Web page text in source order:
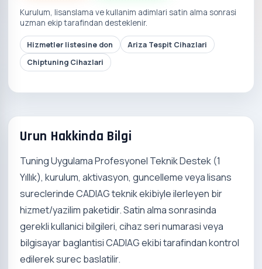
Kurulum, lisanslama ve kullanim adimlari satin alma sonrasi
uzman ekip tarafindan desteklenir.
Hizmetler listesine don
Ariza Tespit Cihazlari
Chiptuning Cihazlari
Urun Hakkinda Bilgi
Tuning Uygulama Profesyonel Teknik Destek (1
Yıllık), kurulum, aktivasyon, guncelleme veya lisans
sureclerinde CADIAG teknik ekibiyle ilerleyen bir
hizmet/yazilim paketidir. Satin alma sonrasinda
gerekli kullanici bilgileri, cihaz seri numarasi veya
bilgisayar baglantisi CADIAG ekibi tarafindan kontrol
edilerek surec baslatilir.